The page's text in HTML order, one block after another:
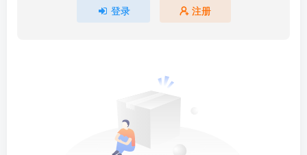
登录 注册